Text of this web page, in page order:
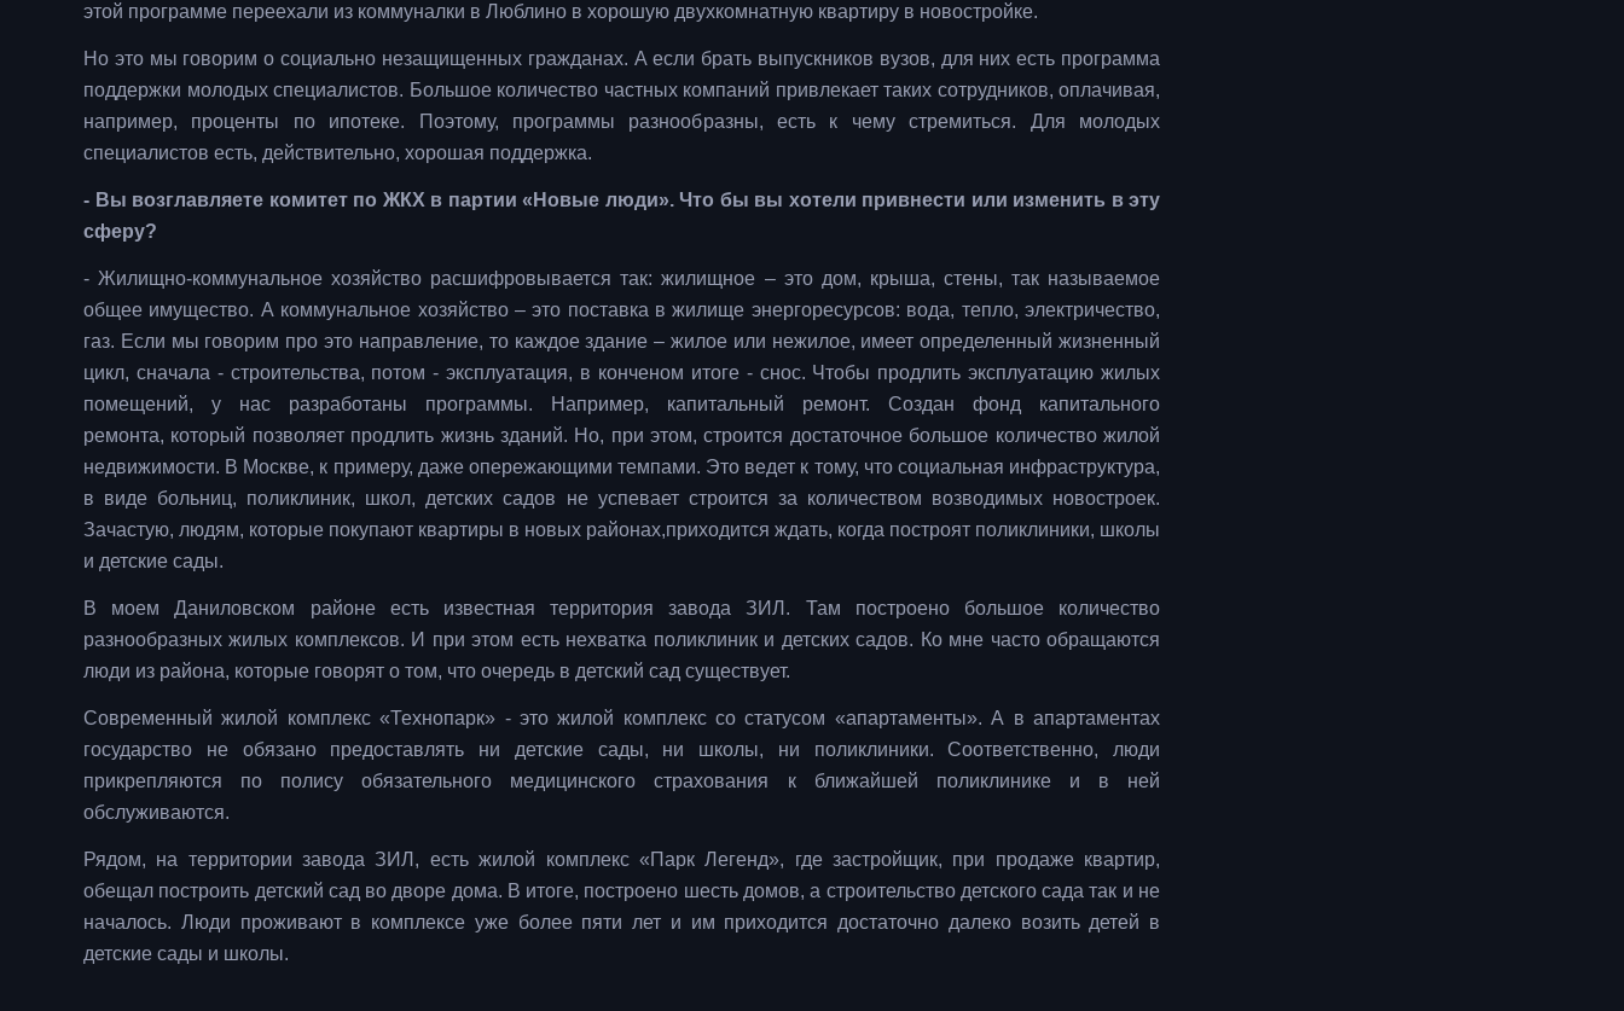
этой программе переехали из коммуналки в Люблино в хорошую двухкомнатную квартиру в новостройке.
Но это мы говорим о социально незащищенных гражданах. А если брать выпускников вузов, для них есть программа
поддержки молодых специалистов. Большое количество частных компаний привлекает таких сотрудников, оплачивая,
например, проценты по ипотеке. Поэтому, программы разнообразны, есть к чему стремиться. Для молодых
специалистов есть, действительно, хорошая поддержка.
- Вы возглавляете комитет по ЖКХ в партии «Новые люди». Что бы вы хотели привнести или изменить в эту
сферу?
- Жилищно-коммунальное хозяйство расшифровывается так: жилищное – это дом, крыша, стены, так называемое
общее имущество. А коммунальное хозяйство – это поставка в жилище энергоресурсов: вода, тепло, электричество,
газ. Если мы говорим про это направление, то каждое здание – жилое или нежилое, имеет определенный жизненный
цикл, сначала - строительства, потом - эксплуатация, в конченом итоге - снос. Чтобы продлить эксплуатацию жилых
помещений, у нас разработаны программы. Например, капитальный ремонт. Создан фонд капитального
ремонта, который позволяет продлить жизнь зданий. Но, при этом, строится достаточное большое количество жилой
недвижимости. В Москве, к примеру, даже опережающими темпами. Это ведет к тому, что социальная инфраструктура,
в виде больниц, поликлиник, школ, детских садов не успевает строится за количеством возводимых новостроек.
Зачастую, людям, которые покупают квартиры в новых районах,приходится ждать, когда построят поликлиники, школы
и детские сады.
В моем Даниловском районе есть известная территория завода ЗИЛ. Там построено большое количество
разнообразных жилых комплексов. И при этом есть нехватка поликлиник и детских садов. Ко мне часто обращаются
люди из района, которые говорят о том, что очередь в детский сад существует.
Современный жилой комплекс «Технопарк» - это жилой комплекс со статусом «апартаменты». А в апартаментах
государство не обязано предоставлять ни детские сады, ни школы, ни поликлиники. Соответственно, люди
прикрепляются по полису обязательного медицинского страхования к ближайшей поликлинике и в ней
обслуживаются.
Рядом, на территории завода ЗИЛ, есть жилой комплекс «Парк Легенд», где застройщик, при продаже квартир,
обещал построить детский сад во дворе дома. В итоге, построено шесть домов, а строительство детского сада так и не
началось. Люди проживают в комплексе уже более пяти лет и им приходится достаточно далеко возить детей в
детские сады и школы.